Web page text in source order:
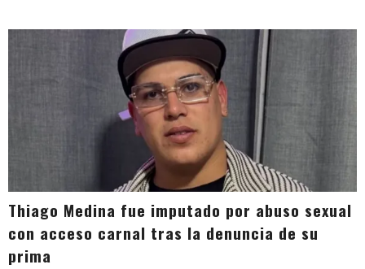
Thiago Medina fue imputado por abuso sexual
con acceso carnal tras la denuncia de su
prima